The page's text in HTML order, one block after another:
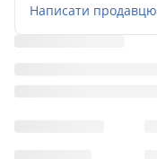
Написати продавцю